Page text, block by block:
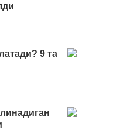
9 та